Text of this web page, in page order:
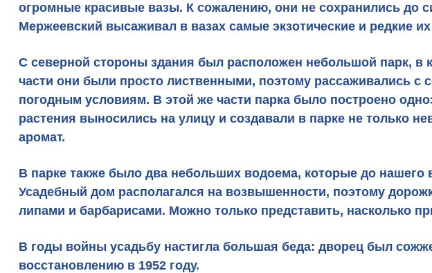
огромные красивые вазы. К сожалению, они не сохранились до
Мержеевский высаживал в вазах самые экзотические и редкие
С северной стороны здания был расположен небольшой парк, в
части они были просто лиственными, поэтому рассаживались с
погодным условиям. В этой же части парка было построено
растения выносились на улицу и создавали в парке не только
аромат.
В парке также было два небольших водоема, которые до
Усадебный дом располагался на возвышенности, поэтому
липами и барбарисами. Можно только представить, насколько
В годы войны усадьбу настигла большая беда: дворец был
восстановлению в 1952 году.